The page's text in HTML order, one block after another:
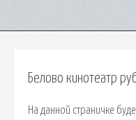
Белово кинотеатр
На данной страничке